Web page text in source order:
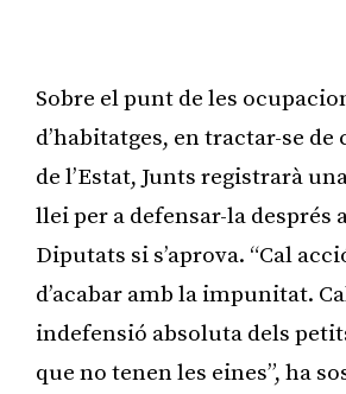
Sobre el punt de les
d’habitatges, en tractar-se
de l’Estat, Junts registrarà
llei per a defensar-la després
Diputats si s’aprova. “Cal
d’acabar amb la impunitat.
indefensió absoluta dels
que no tenen les eines”, ha